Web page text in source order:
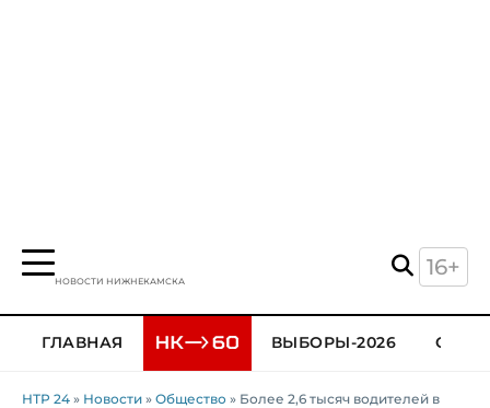
НОВОСТИ НИЖНЕКАМСКА
16+
ГЛАВНАЯ ВЫБОРЫ-2026
НТР 24 » Новости » Общество » Более 2,6 тысяч водителей в